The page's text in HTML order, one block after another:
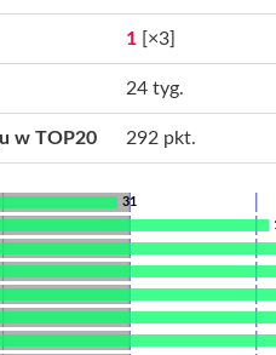
1 [×3]
24 tyg.
w TOP20 292 pkt.
31